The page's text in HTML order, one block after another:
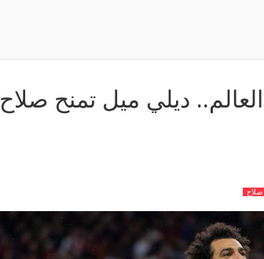
ديلي ميل تمنح صلاح
صلاح